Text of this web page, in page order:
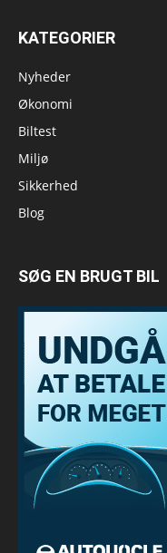
KATEGORIER
Nyheder
Økonomi
Biltest
Miljø
Sikkerhed
Blog
SØG EN BRUGT BIL